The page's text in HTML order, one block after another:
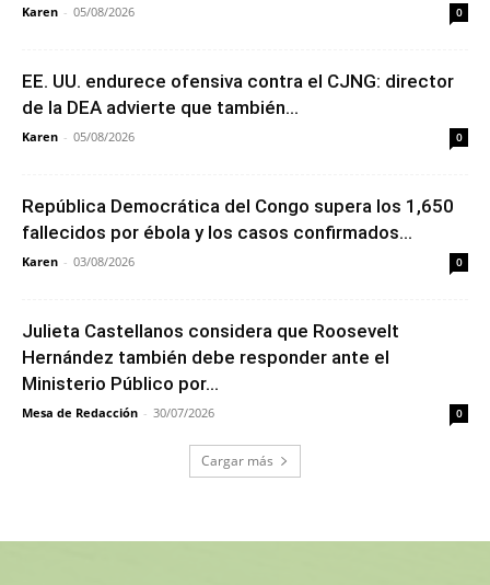
Karen - 05/08/2026 0
EE. UU. endurece ofensiva contra el CJNG: director
de la DEA advierte que también...
Karen - 05/08/2026 0
República Democrática del Congo supera los 1,650
fallecidos por ébola y los casos confirmados...
Karen - 03/08/2026 0
Julieta Castellanos considera que Roosevelt
Hernández también debe responder ante el
Ministerio Público por...
Mesa de Redacción - 30/07/2026 0
Cargar más